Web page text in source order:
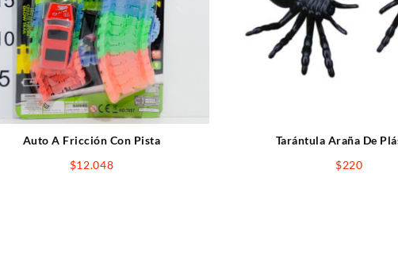
Auto A Fricción Con Pista
$12.048
Tarántula Araña De
$220